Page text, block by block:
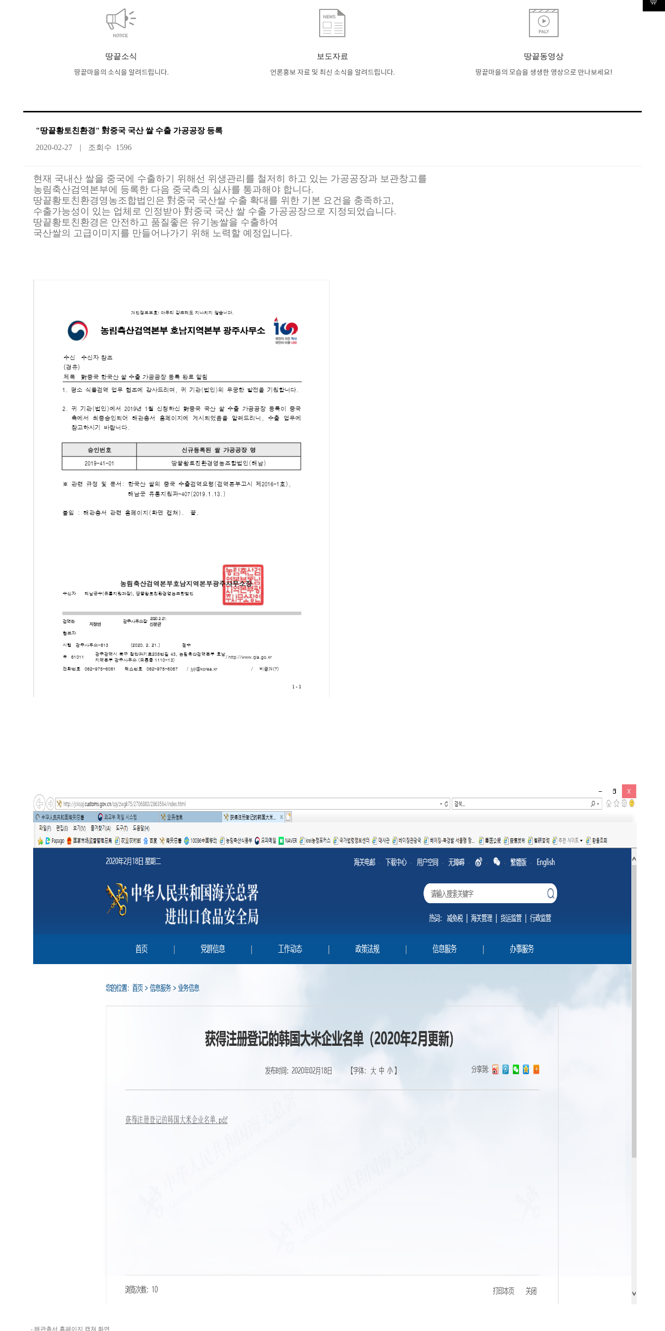
땅끝소식
땅끝마을의 소식을 알려드립니다.
보도자료
언론홍보 자료 및 최신 소식을 알려드립니다.
땅끝동영상
땅끝마을의 모습을 생생한 영상으로 만나보세요!
"땅끝황토친환경" 對중국 국산 쌀 수출 가공공장 등록
2020-02-27
조회수 1596
현재 국내산 쌀을 중국에 수출하기 위해선 위생관리를 철저히 하고 있는 가공공장과 보관창고를
농림축산검역본부에 등록한 다음 중국측의 실사를 통과해야 합니다.
땅끝황토친환경영농조합법인은 對중국 국산쌀 수출 확대를 위한 기본 요건을 충족하고,
수출가능성이 있는 업체로 인정받아 對중국 국산 쌀 수출 가공공장으로 지정되었습니다.
땅끝황토친환경은 안전하고 품질좋은 유기농쌀을 수출하여
국산쌀의 고급이미지를 만들어나가기 위해 노력할 예정입니다.
- 해관총서 홈페이지 캡쳐 화면